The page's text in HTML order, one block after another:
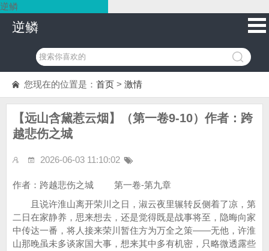
逆鳞
逆鳞
您现在的位置是： 首页 > 激情
【远山含黛惹云烟】（第一卷9-10）作者：跨
越悲伤之城
2026-06-03 11:10:02
作者：跨越悲伤之城 第一卷-第九章
且说许淮山离开荣川之日，淑云夜里辗转反侧着了凉，第
二日在家静养，思来想去，还是觉得既是战事将至，隐晦向家
中传达一番，将人接来荣川暂住方为万全之策——无他，许淮
山那晚虽未多谈家国大事，想来其中多有机密，只略微透露些